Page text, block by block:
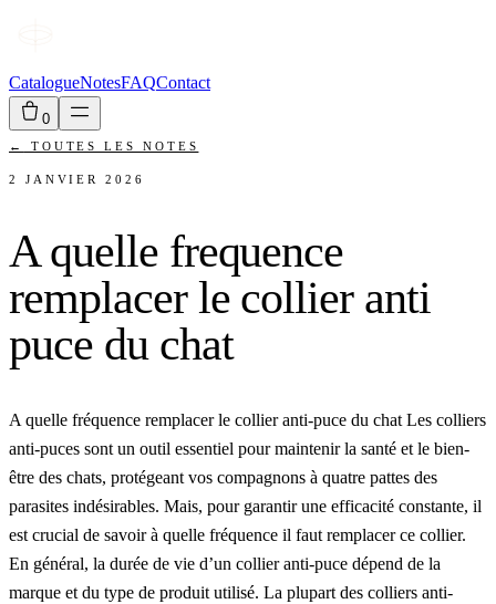
CatalogueNotesFAQContact
0
← TOUTES LES NOTES
2 JANVIER 2026
A quelle frequence
remplacer le collier anti
puce du chat
A quelle fréquence remplacer le collier anti-puce du chat Les colliers
anti-puces sont un outil essentiel pour maintenir la santé et le bien-
être des chats, protégeant vos compagnons à quatre pattes des
parasites indésirables. Mais, pour garantir une efficacité constante, il
est crucial de savoir à quelle fréquence il faut remplacer ce collier.
En général, la durée de vie d’un collier anti-puce dépend de la
marque et du type de produit utilisé. La plupart des colliers anti-